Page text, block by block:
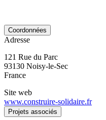
Coordonnées
Adresse
121 Rue du Parc
93130 Noisy-le-Sec
France
Site web
www.construire-solidaire.fr
Projets associés